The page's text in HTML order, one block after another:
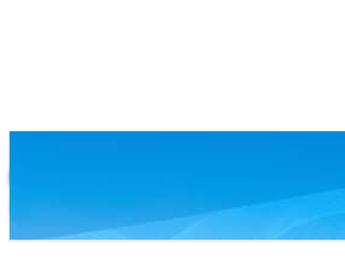
Анадырская и Чукотская епархия